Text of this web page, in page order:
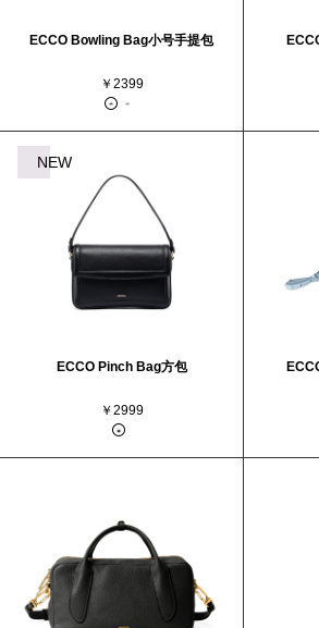
ECCO Bowling Bag小号手提包
￥2399
NEW
ECCO Pinch Bag方包
￥2999